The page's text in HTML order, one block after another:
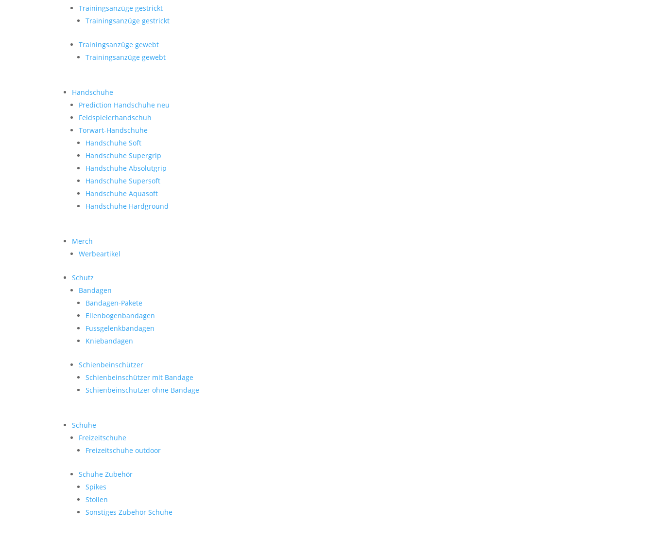
Trainingsanzüge gestrickt
Trainingsanzüge gestrickt
Trainingsanzüge gewebt
Trainingsanzüge gewebt
Handschuhe
Prediction Handschuhe neu
Feldspielerhandschuh
Torwart-Handschuhe
Handschuhe Soft
Handschuhe Supergrip
Handschuhe Absolutgrip
Handschuhe Supersoft
Handschuhe Aquasoft
Handschuhe Hardground
Merch
Werbeartikel
Schutz
Bandagen
Bandagen-Pakete
Ellenbogenbandagen
Fussgelenkbandagen
Kniebandagen
Schienbeinschützer
Schienbeinschützer mit Bandage
Schienbeinschützer ohne Bandage
Schuhe
Freizeitschuhe
Freizeitschuhe outdoor
Schuhe Zubehör
Spikes
Stollen
Sonstiges Zubehör Schuhe